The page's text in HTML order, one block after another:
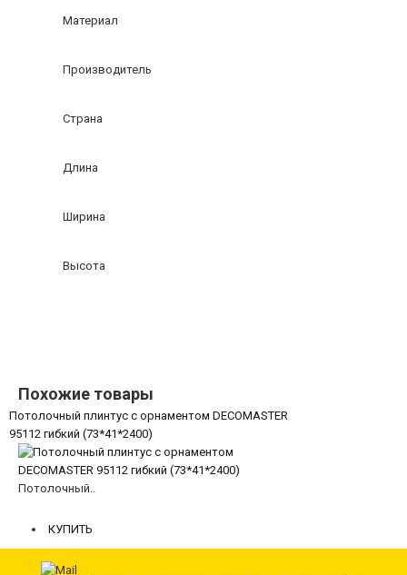
Материал
Производитель
Страна
Длина
Ширина
Высота
Похожие товары
Потолочный плинтус с орнаментом DECOMASTER
95112 гибкий (73*41*2400)
Потолочный..
КУПИТЬ